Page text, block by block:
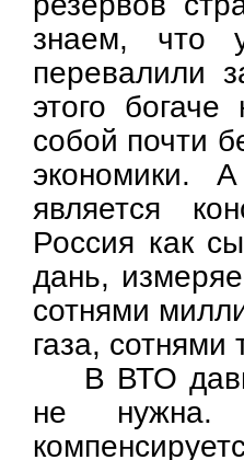
знаем, что
перевалили
этого
собой почти
экономики.
является
Россия как
дань,
сотнями
газа, сотнями
В ВТО
не нужна.